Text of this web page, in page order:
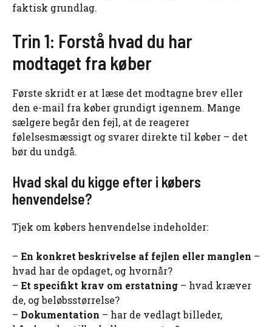
faktisk grundlag.
Trin 1: Forstå hvad du har
modtaget fra køber
Første skridt er at læse det modtagne brev eller
den e-mail fra køber grundigt igennem. Mange
sælgere begår den fejl, at de reagerer
følelsesmæssigt og svarer direkte til køber – det
bør du undgå.
Hvad skal du kigge efter i købers
henvendelse?
Tjek om købers henvendelse indeholder:
– En konkret beskrivelse af fejlen eller manglen –
hvad har de opdaget, og hvornår?
– Et specifikt krav om erstatning – hvad kræver
de, og beløbsstørrelse?
– Dokumentation – har de vedlagt billeder,